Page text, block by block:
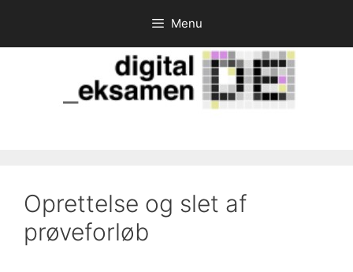
indhold
Menu
Oprettelse og slet af
prøveforløb